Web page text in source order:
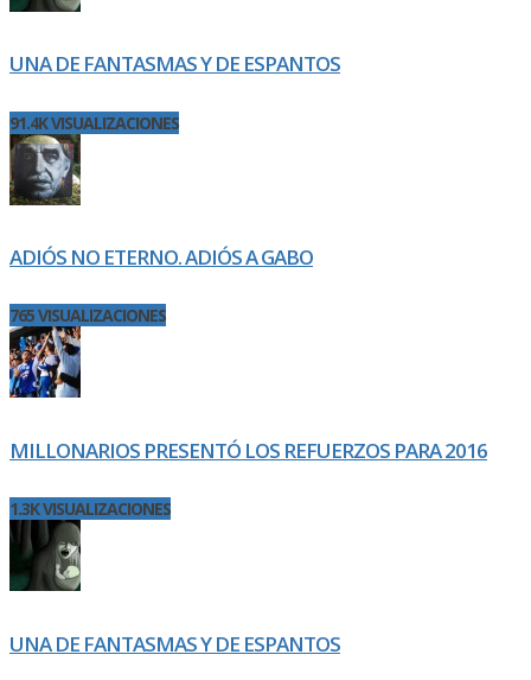
UNA DE FANTASMAS Y DE ESPANTOS
91.4K VISUALIZACIONES
ADIÓS NO ETERNO. ADIÓS A GABO
765 VISUALIZACIONES
MILLONARIOS PRESENTÓ LOS REFUERZOS PARA 2016
1.3K VISUALIZACIONES
UNA DE FANTASMAS Y DE ESPANTOS